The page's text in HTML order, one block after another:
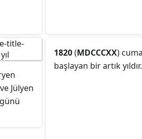
Jülyen
1820(MDCCCXX)
başlayan bir artık yıldır.